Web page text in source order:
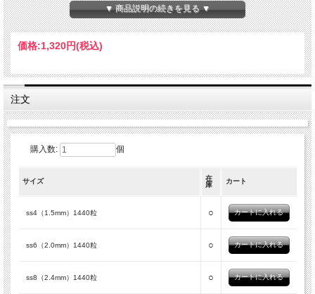
SS8 （2.4mm）1440粒
SS10（2.8mm）1440粒
SS12（3.0mm）1440粒
SS16（3.8mm）1440粒
SS20（4.7mm）720粒
SS29（6.2mm）288粒
▼ 商品説明の続きを見る ▼
価格:1,320円(税込)
注文
購入数: 個
サイズ
在
庫
カート
ss4（1.5mm）1440粒 ○
ss6（2.0mm）1440粒 ○
ss8（2.4mm）1440粒 ○